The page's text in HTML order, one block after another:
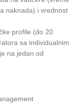
naknada) i vrednost
profile (do 20
sa individualnim
na jedan od